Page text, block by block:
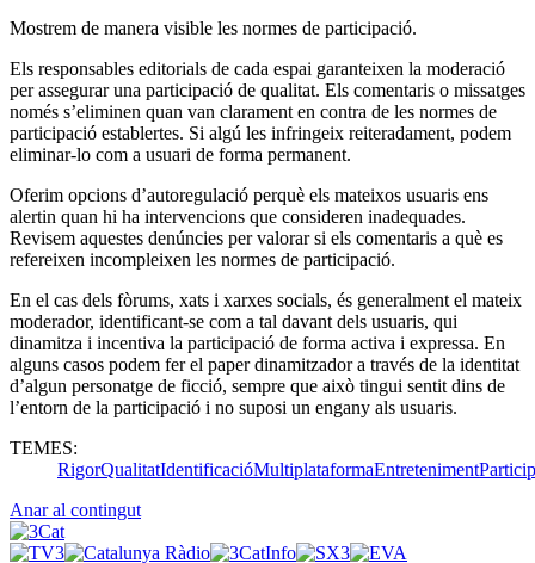
Mostrem de manera visible les normes de participació.
Els responsables editorials de cada espai garanteixen la moderació
per assegurar una participació de qualitat. Els comentaris o missatges
només s’eliminen quan van clarament en contra de les normes de
participació establertes. Si algú les infringeix reiteradament, podem
eliminar-lo com a usuari de forma permanent.
Oferim opcions d’autoregulació perquè els mateixos usuaris ens
alertin quan hi ha intervencions que consideren inadequades.
Revisem aquestes denúncies per valorar si els comentaris a què es
refereixen incompleixen les normes de participació.
En el cas dels fòrums, xats i xarxes socials, és generalment el mateix
moderador, identificant-se com a tal davant dels usuaris, qui
dinamitza i incentiva la participació de forma activa i expressa. En
alguns casos podem fer el paper dinamitzador a través de la identitat
d’algun personatge de ficció, sempre que això tingui sentit dins de
l’entorn de la participació i no suposi un engany als usuaris.
TEMES:
RigorQualitatIdentificacióMultiplataformaEntreteniment
Anar al contingut